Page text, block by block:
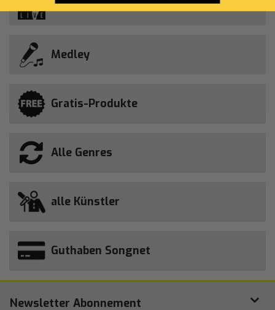
M-Live
Medley
Gratis-Produkte
Alle Genres
alle Künstler
Guthaben Songnet
Newsletter Abonnement